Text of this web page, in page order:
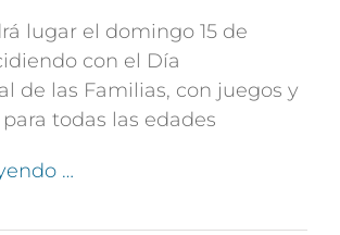
lugar el domingo 15 de
con el Día
de las Familias, con juegos y
todas las edades
…